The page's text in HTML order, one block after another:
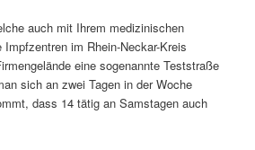
auch mit Ihrem medizinischen
im Rhein-Neckar-Kreis
eine sogenannte Teststraße
sich an zwei Tagen in der Woche
dass 14 tätig an Samstagen auch